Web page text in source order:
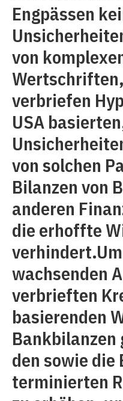
Engpässen
von
verbriefen
USA
von solchen
Bilanzen von
anderen
die erhoffte
wachsenden
verbrieften
basierenden
Bankbilanzen
den sowie
terminierten